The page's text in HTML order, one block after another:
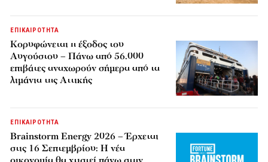
ΕΠΙΚΑΙΡΟΤΗΤΑ
Κορυφώνεται η έξοδος του
Αυγούστου – Πάνω από 56.000
επιβάτες αναχωρούν σήμερα από τα
λιμάνια της Αττικής
ΕΠΙΚΑΙΡΟΤΗΤΑ
Brainstorm Energy 2026 – Έρχεται
στις 16 Σεπτεμβρίου: Η νέα